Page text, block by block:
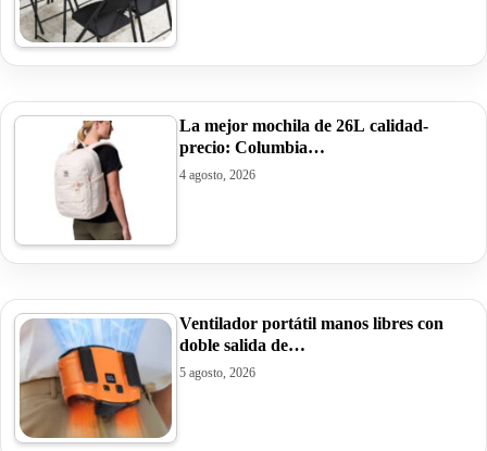
La mejor mochila de 26L calidad-
precio: Columbia…
4 agosto, 2026
Ventilador portátil manos libres con
doble salida de…
5 agosto, 2026